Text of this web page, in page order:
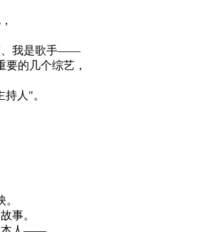
，
、 我是歌手——
要的几个综艺 ，
持人"。
。
故事。